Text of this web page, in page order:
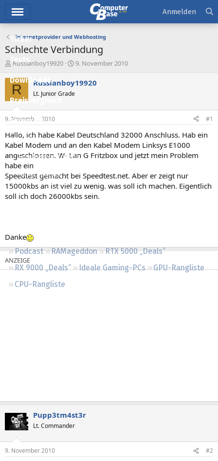
Ticker
Tests
Downloads
Preisvergleich
Forum
Aktuelles
Empfohlene Inhalte
Neue Beiträge
Neueste Aktivitäten
Podcast RAMageddon
RTX 5000 „Deals“
RX 9000 „Deals“
Ideale Gaming-PCs
GPU-Rangliste
CPU-Rangliste
Anmelden
Internetprovider und Webhosting
Schlechte Verbindung
E
s
t
e
l
e
r
Russianboy19920
E
s
t
a
9. November 2010
R Russianboy19920
Lt. Junior Grade
9. November 2010 #1
Hallo, ich habe Kabel Deutschland 32000 Anschluss. Hab ein
Kabel Modem und an den Kabel Modem Linksys E1000
angeschlossen. W- Lan G Fritzbox und jetzt mein Problem
habe ein
Speedtest gemacht bei Speedtest.net. Aber er zeigt nur
15000kbs an ist viel zu wenig. was soll ich machen. Eigentlich
soll ich doch 26000kbs sein.
Danke
Pupp3tm4st3r
Lt. Commander
9. November 2010 #2